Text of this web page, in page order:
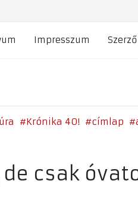
Impresszum
Krónika 40! címlap
csak